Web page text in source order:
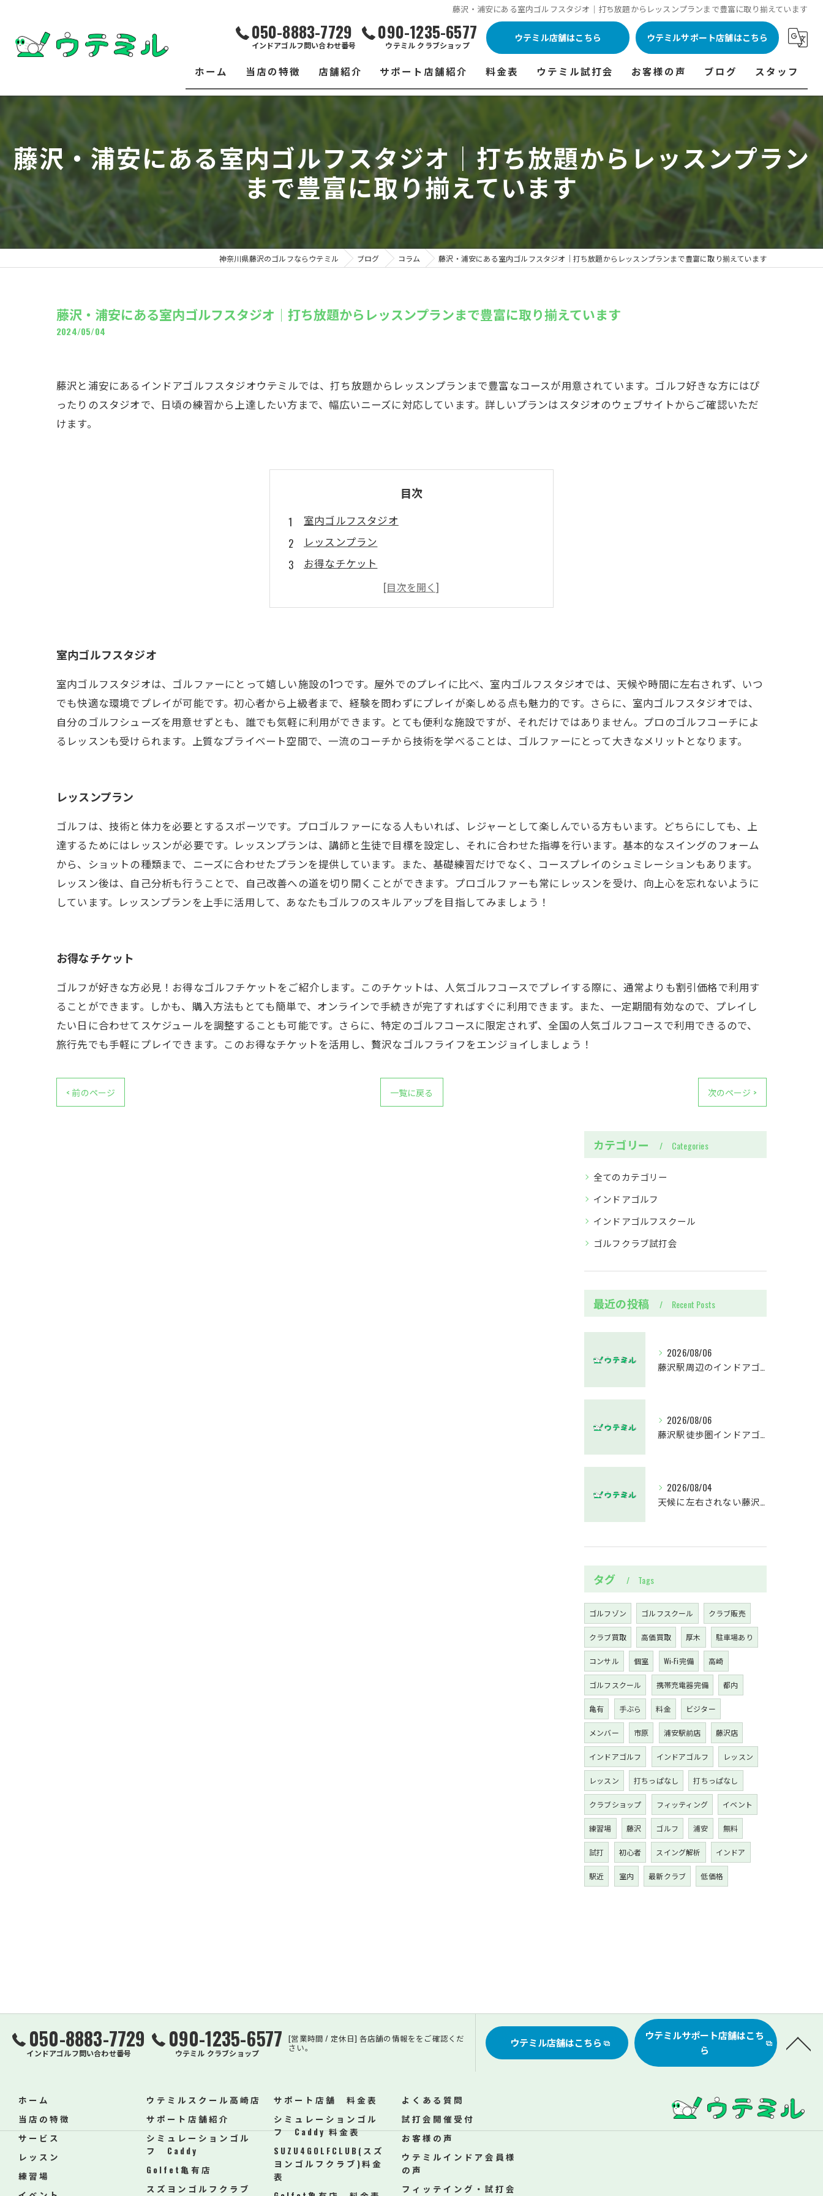
藤沢・浦安にある室内ゴルフスタジオ│打ち放題からレッスンプランまで豊富に取り揃えています
050-8883-7729
インドアゴルフ問い合わせ番号
090-1235-6577
ウテミル クラブショップ
ウテミル店舗はこちら ウテミルサポート店舗はこちら
ホーム 当店の特徴
練習場
イベント
フィッティング
クラブショップ
店舗紹介
ウテミル 浦安駅前店
市原インドアゴルフ
ウテミルスクール高崎店
サポート店舗紹介
シミュレーションゴルフ Caddy
スズヨンゴルフクラブ(SUZU4-GOLFCLUB)
料金表
浦安駅前店 料金表
市原インドアゴルフ 料金表
ウテミルスクール高崎店 料金表
サポート店舗 料金表
シミュレーションゴルフ Caddy 料金表
Golfet亀有店 料金表
ウテミル試打会
ウテミル試打会とは・・・
ウテミル試打会日程
フィッテイング・試打会 商品ラインナップ一覧
フィッター紹介
よくある質問
試打会開催受付
お客様の声
フィッテイング・試打会参加者の声
ブログ スタッフ
代表あいさつ
藤沢・浦安にある室内ゴルフスタジオ│打ち放題からレッスンプラン
まで豊富に取り揃えています
神奈川県藤沢のゴルフならウテミル ブログ コラム 藤沢・浦安にある室内ゴルフスタジオ│打ち放題からレッスンプランまで豊富に取り揃えています
藤沢・浦安にある室内ゴルフスタジオ│打ち放題からレッスンプランまで豊富に取り揃えています
2024/05/04
藤沢と浦安にあるインドアゴルフスタジオウテミルでは、打ち放題からレッスンプランまで豊富なコースが用意されています。ゴルフ好きな方にはぴ
ったりのスタジオで、日頃の練習から上達したい方まで、幅広いニーズに対応しています。詳しいプランはスタジオのウェブサイトからご確認いただ
けます。
目次
室内ゴルフスタジオ
レッスンプラン
お得なチケット
室内ゴルフスタジオ
室内ゴルフスタジオは、ゴルファーにとって嬉しい施設の1つです。屋外でのプレイに比べ、室内ゴルフスタジオでは、天候や時間に左右されず、いつ
でも快適な環境でプレイが可能です。初心者から上級者まで、経験を問わずにプレイが楽しめる点も魅力的です。さらに、室内ゴルフスタジオでは、
自分のゴルフシューズを用意せずとも、誰でも気軽に利用ができます。とても便利な施設ですが、それだけではありません。プロのゴルフコーチによ
るレッスンも受けられます。上質なプライベート空間で、一流のコーチから技術を学べることは、ゴルファーにとって大きなメリットとなります。
レッスンプラン
ゴルフは、技術と体力を必要とするスポーツです。プロゴルファーになる人もいれば、レジャーとして楽しんでいる方もいます。どちらにしても、上
達するためにはレッスンが必要です。レッスンプランは、講師と生徒で目標を設定し、それに合わせた指導を行います。基本的なスイングのフォーム
から、ショットの種類まで、ニーズに合わせたプランを提供しています。また、基礎練習だけでなく、コースプレイのシュミレーションもあります。
レッスン後は、自己分析も行うことで、自己改善への道を切り開くことができます。プロゴルファーも常にレッスンを受け、向上心を忘れないように
しています。レッスンプランを上手に活用して、あなたもゴルフのスキルアップを目指してみましょう！
お得なチケット
ゴルフが好きな方必見！お得なゴルフチケットをご紹介します。このチケットは、人気ゴルフコースでプレイする際に、通常よりも割引価格で利用す
ることができます。しかも、購入方法もとても簡単で、オンラインで手続きが完了すればすぐに利用できます。また、一定期間有効なので、プレイし
たい日に合わせてスケジュールを調整することも可能です。さらに、特定のゴルフコースに限定されず、全国の人気ゴルフコースで利用できるので、
旅行先でも手軽にプレイできます。このお得なチケットを活用し、贅沢なゴルフライフをエンジョイしましょう！
< 前のページ 一覧に戻る 次のページ >
カテゴリー Categories
全てのカテゴリー
インドアゴルフ
インドアゴルフスクール
ゴルフクラブ試打会
最近の投稿 Recent Posts
2026/08/06
藤沢駅周辺のインドアゴルフウテミルで失敗しないクラブ選び方解説
2026/08/06
藤沢駅徒歩圏インドアゴルフスクールウテミルでスカイトラックとプロのゴルフレッスンを体験する方法
2026/08/04
天候に左右されない藤沢駅のインドアゴルフホールウテミルで上達を実感する方法
タグ Tags
ゴルフゾン ゴルフスクール クラブ販売
クラブ買取 高価買取 厚木 駐車場あり
コンサル 個室 Wi-Fi完備 高崎
ゴルフスクール 携帯充電器完備 都内
亀有 手ぶら 料金 ビジター
メンバー 市原 浦安駅前店 藤沢店
インドアゴルフ インドアゴルフ レッスン
レッスン 打ちっぱなし 打ちっぱなし
クラブショップ フィッティング イベント
練習場 藤沢 ゴルフ 浦安 無料
試打 初心者 スイング解析 インドア
駅近 室内 最新クラブ 低価格
050-8883-7729
インドアゴルフ問い合わせ番号
090-1235-6577
ウテミル クラブショップ
[営業時間 / 定休日] 各店舗の情報ををご確認くだ
さい。 ウテミル店舗はこちら
ウテミルサポート店舗はこち
ら
ホーム
当店の特徴
サービス
レッスン
練習場
ウテミルスクール高崎店
サポート店舗紹介
シミュレーションゴル
フ Caddy
Golfet亀有店
スズヨンゴルフクラブ
サポート店舗 料金表
シミュレーションゴル
フ Caddy 料金表
SUZU4GOLFCLUB(スズ
ヨンゴルフクラブ)料金
表
よくある質問
試打会開催受付
お客様の声
ウテミルインドア会員様
の声
フィッテイング・試打会